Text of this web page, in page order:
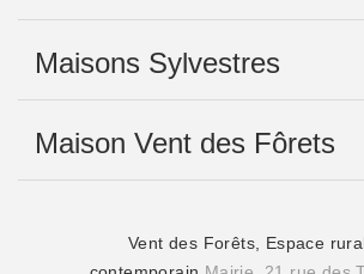
Maisons Sylvestres
Maison Vent des Fôrets
Vent des Forêts, Espace